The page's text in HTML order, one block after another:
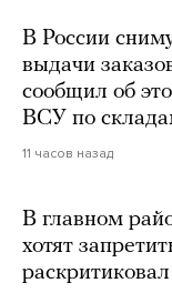
В России
выдачи
сообщил об
ВСУ по
11 часов назад
В главном
хотят